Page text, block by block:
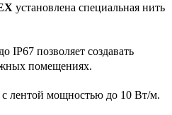
установлена специальная нить
IP67 позволяет создавать
помещениях.
с лентой мощностью до 10 Вт/м.